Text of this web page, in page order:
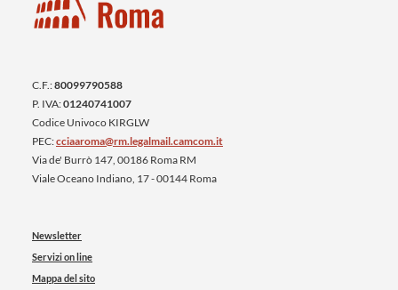
C.F.:80099790588
P. IVA:01240741007
Codice Univoco KIRGLW
PEC:cciaaroma@rm.legalmail.camcom.it
Via de' Burrò 147, 00186 Roma RM
Viale Oceano Indiano, 17 - 00144 Roma
Newsletter
Servizi on line
Mappa del sito